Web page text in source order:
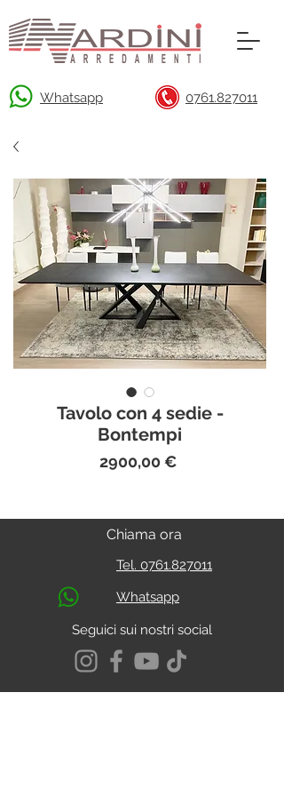
Whatsapp 0761.827011
Tavolo con 4 sedie -
Bontempi
2900,00 €Prezzo
Chiama ora
Tel. 0761.827011
Whatsapp
Seguici sui nostri social